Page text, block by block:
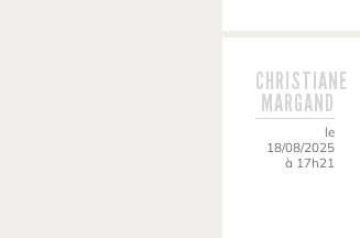
CHRISTIANE
MARGAND
le
18/08/2025
à 17h21